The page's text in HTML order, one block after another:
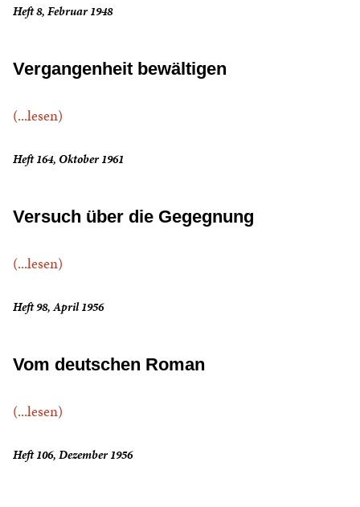
Heft 8, Februar 1948
Vergangenheit bewältigen
(...lesen)
Heft 164, Oktober 1961
Versuch über die Gegegnung
(...lesen)
Heft 98, April 1956
Vom deutschen Roman
(...lesen)
Heft 106, Dezember 1956